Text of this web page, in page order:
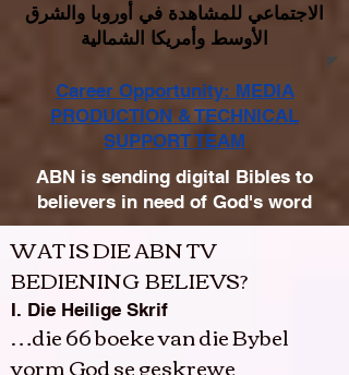
الاجتماعي للمشاهدة في أوروبا والشرق
الأوسط وأمريكا الشمالية
ABN is sending digital Bibles to
believers in need of God's word
Career Opportunity: MEDIA
PRODUCTION & TECHNICAL
SUPPORT TEAM
WAT IS DIE ABN TV
BEDIENING BELIEVS?
I. Die Heilige Skrif
…die 66 boeke van die Bybel
vorm God se geskrewe